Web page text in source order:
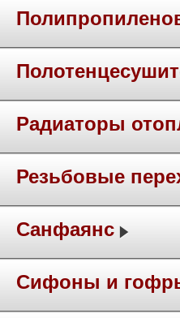
Радиаторы
Резьбовые
Санфаянс
Сифоны и